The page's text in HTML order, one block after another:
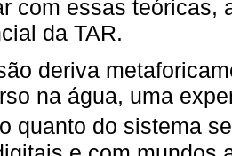
com essas teóricas,
da TAR.
deriva
na água, uma
quanto do sistema